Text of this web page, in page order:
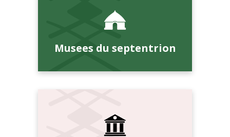
Musees du septentrion